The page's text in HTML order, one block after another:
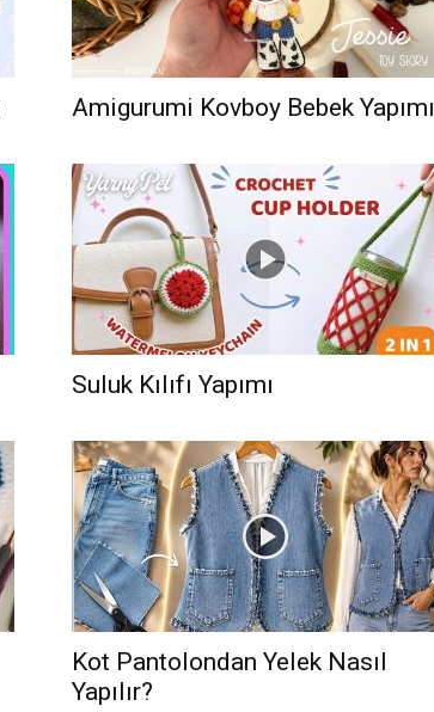
Amigurumi Kovboy Bebek Yapımı
Suluk Kılıfı Yapımı
Kot Pantolondan Yelek Nasıl
Yapılır?